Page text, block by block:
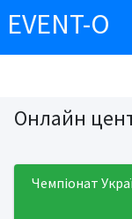
EVENT-O
Онлайн
Чемпіонат